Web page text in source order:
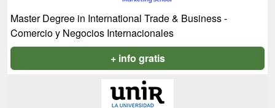
Master Degree in International Trade & Business -
Comercio y Negocios Internacionales
+ info gratis